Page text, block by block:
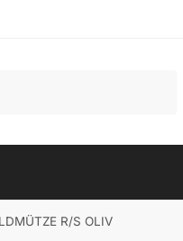
R/S OLIV